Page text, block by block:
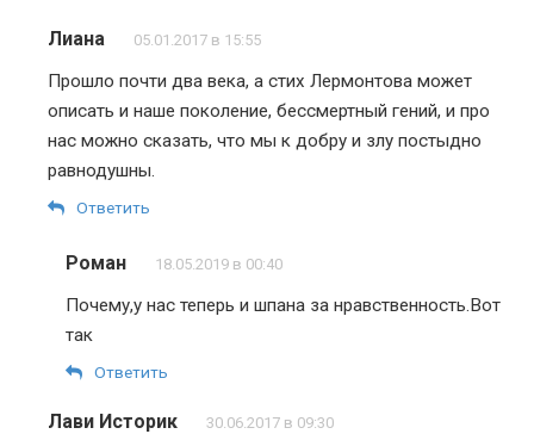
Лиана 05.01.2017 в 15:55
Прошло почти два века, а стих Лермонтова может
описать и наше поколение, бессмертный гений, и про
нас можно сказать, что мы к добру и злу постыдно
равнодушны.
Ответить
Роман 18.05.2019 в 00:40
Почему,у нас теперь и шпана за нравственность.Вот
так
Ответить
Лави Историк 30.06.2017 в 09:30